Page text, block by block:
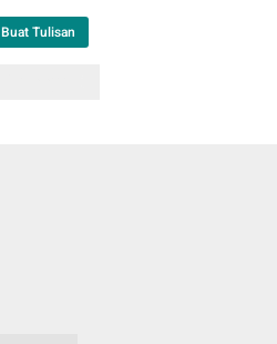
Buat Tulisan